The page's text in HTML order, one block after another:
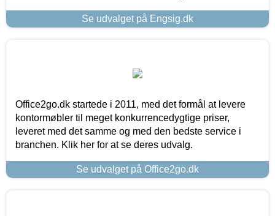
Se udvalget på Engsig.dk
Office2go.dk startede i 2011, med det formål at levere
kontormøbler til meget konkurrencedygtige priser,
leveret med det samme og med den bedste service i
branchen. Klik her for at se deres udvalg.
Se udvalget på Office2go.dk